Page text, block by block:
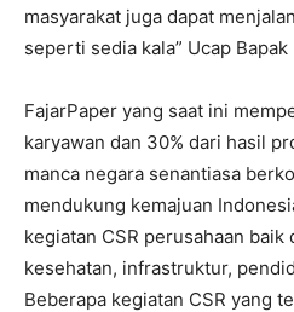
masyarakat juga dapat
seperti sedia kala” Ucap Bapak
FajarPaper yang saat ini
karyawan dan 30% dari hasil
manca negara senantiasa
mendukung kemajuan
kegiatan CSR perusahaan baik
kesehatan, infrastruktur,
Beberapa kegiatan CSR yang